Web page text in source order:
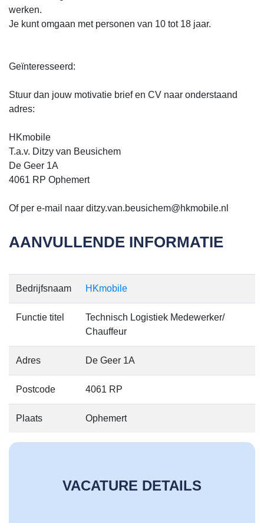
werken.
Je kunt omgaan met personen van 10 tot 18 jaar.
Geïnteresseerd:
Stuur dan jouw motivatie brief en CV naar onderstaand
adres:
HKmobile
T.a.v. Ditzy van Beusichem
De Geer 1A
4061 RP Ophemert
Of per e-mail naar ditzy.van.beusichem@hkmobile.nl
AANVULLENDE INFORMATIE
Bedrijfsnaam HKmobile
Functie titel
Technisch Logistiek Medewerker/
Chauffeur
Adres De Geer 1A
Postcode 4061 RP
Plaats Ophemert
VACATURE DETAILS